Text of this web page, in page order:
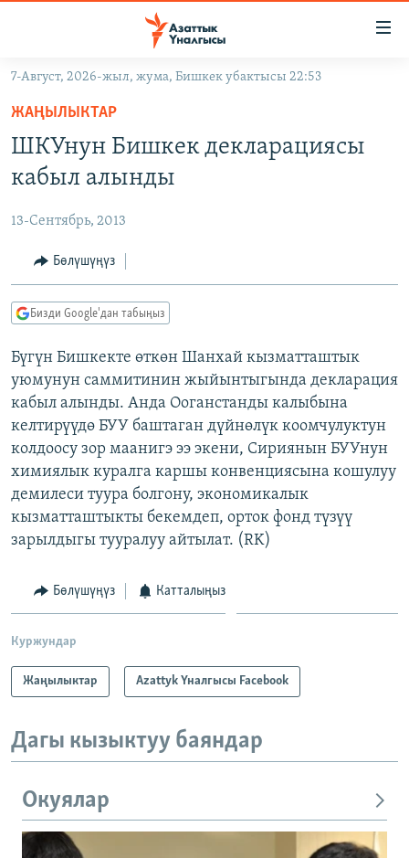
Навигацияга
өтүңүз
Издөөгө
салыңызКЫРГЫЗСТАН
ЭКОНОМИКА
МАДАНИЯТ
ДҮЙНӨ
БОРБОР АЗИЯ
АТАЙЫН ИЛИКТӨӨ
ТВ ПРОГРАММАЛАР
ЭКСПЕРТТЕР ТАЛДАЙТ
БИЗ ЖАНА ДҮЙНӨ
ДАНИСТЕ
ЭЖЕ-СИҢДИЛЕР
АЗАТТЫК+
ЫҢГАЙСЫЗ СУРООЛОР
ӨЗГӨЧӨ ПИКИР
Русский
ОНЛАЙН ШЕРИНЕ
ЭЕ/АРнун бардык сайттары
7-Август, 2026-жыл, жума, Бишкек убактысы 22:53
ЖАҢЫЛЫКТАР
ШКУнун Бишкек декларациясы
кабыл алынды
13-Сентябрь, 2013
Бөлүшүңүз
Бизди Google'дан табыңыз
Бүгүн Бишкекте өткөн Шанхай кызматташтык
уюмунун саммитинин жыйынтыгында декларация
кабыл алынды. Анда Ооганстанды калыбына
келтирүүдө БУУ баштаган дүйнөлүк коомчулуктун
колдоосу зор маанигэ ээ экени, Сириянын БУУнун
химиялык куралга каршы конвенциясына кошулуу
демилеси туура болгону, экономикалык
кызматташтыкты бекемдеп, орток фонд түзүү
зарылдыгы тууралуу айтылат. (RK)
Бөлүшүңүз Катталыңыз
Куржундар
Жаңылыктар Azattyk Үналгысы Facebook
Дагы кызыктуу баяндар
Окуялар